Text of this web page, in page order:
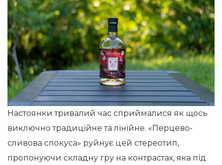
Настоянки тривалий час сприймалися як щось
виключно традиційне та лінійне. «Перцево-
сливова спокуса» руйнує цей стереотип,
пропонуючи складну гру на контрастах, яка під